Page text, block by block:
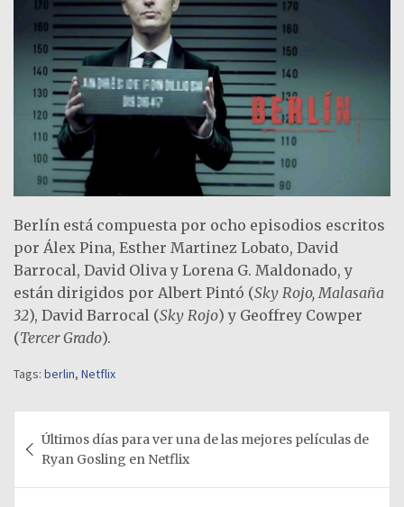
Berlín está compuesta por ocho episodios escritos
por Álex Pina, Esther Martinez Lobato, David
Barrocal, David Oliva y Lorena G. Maldonado, y
están dirigidos por Albert Pintó (Sky Rojo, Malasaña
32), David Barrocal (Sky Rojo) y Geoffrey Cowper
(Tercer Grado).
Tags: berlin, Netflix
de
entradas
Últimos días para ver una de las mejores películas de
Ryan Gosling en Netflix